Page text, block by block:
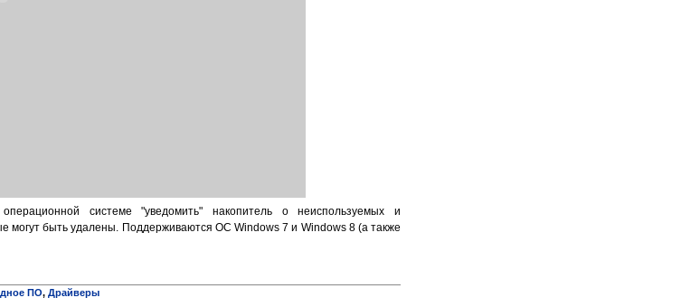
системе "уведомить" накопитель о неиспользуемых и
могут быть удалены. Поддерживаются ОС Windows 7 и Windows 8 (а также
ПО, Драйверы